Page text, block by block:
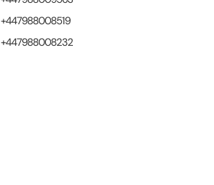
+447988008519
+447988008232